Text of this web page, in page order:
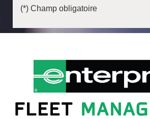
(*) Champ obligatoire